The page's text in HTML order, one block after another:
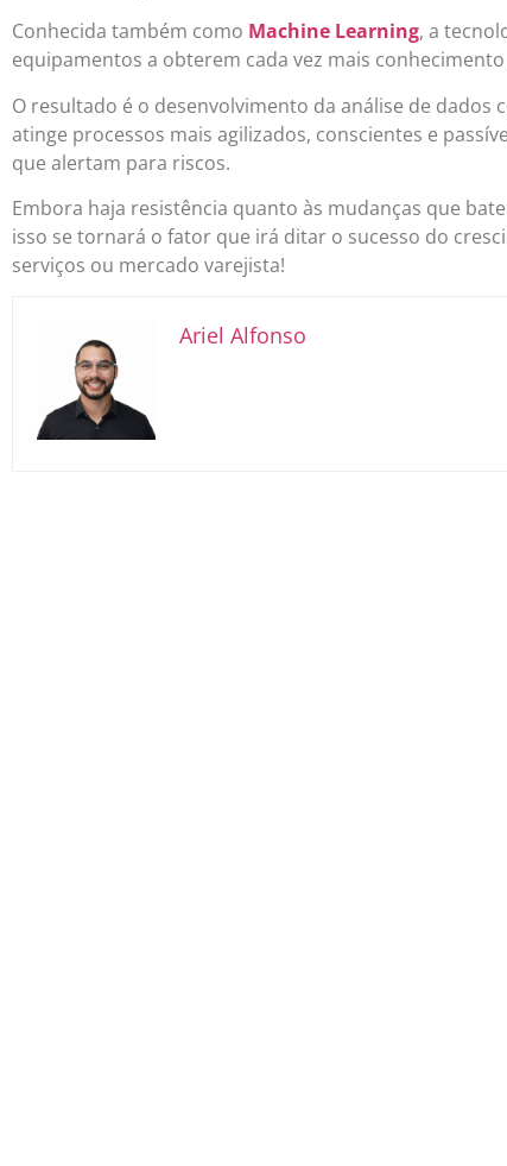
Conhecida também como Machine Learning, a
equipamentos a obterem cada vez mais
O resultado é o desenvolvimento da análise de dados
atinge processos mais agilizados, conscientes e
que alertam para riscos.
Embora haja resistência quanto às mudanças que
isso se tornará o fator que irá ditar o sucesso do
serviços ou mercado varejista!
Ariel Alfonso